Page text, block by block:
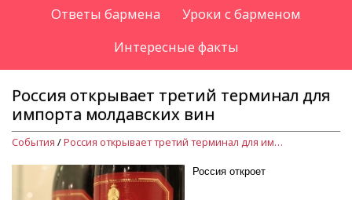
Ответы бармена
Уроки с барменом
Интересные факты
Россия открывает третий терминал для
импорта молдавских вин
События / Россия открывает третий терминал для импорта молдавских вин
Россия откроет